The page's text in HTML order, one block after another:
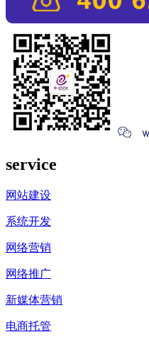
service
网站建设
系统开发
网络营销
网络推广
新媒体营销
电商托管